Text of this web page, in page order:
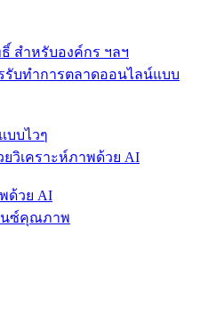
สำหรับองค์กร ฯลฯ
บบไวๆ
ด้วย AI